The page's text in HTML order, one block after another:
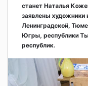
станет Наталья
заявлены художники
Ленинградской,
Югры, республики
республик.